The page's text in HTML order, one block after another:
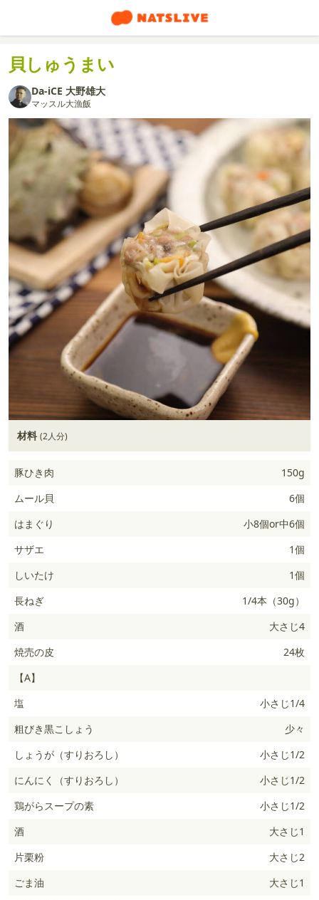
貝しゅうまい
Da-iCE 大野雄大
マッスル大漁飯
材料 (2人分)
豚ひき肉
150g
ムール貝
6個
はまぐり
小8個or中6個
サザエ
1個
しいたけ
1個
長ねぎ
1/4本（30g）
酒
大さじ4
焼売の皮
24枚
【A】
塩
小さじ1/4
粗びき黒こしょう
少々
しょうが（すりおろし）
小さじ1/2
にんにく（すりおろし）
小さじ1/2
鶏がらスープの素
小さじ1/2
酒
大さじ1
片栗粉
大さじ2
ごま油
大さじ1